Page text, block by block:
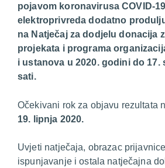
pojavom koronavirusa COVID-
elektroprivreda dodatno
na Natječaj za dodjelu donacija
projekata i programa
i ustanova u 2020. godini do 17.
sati.
Očekivani rok za objavu rezultata
19. lipnja 2020.
Uvjeti natječaja, obrazac
ispunjavanje i ostala natječajna